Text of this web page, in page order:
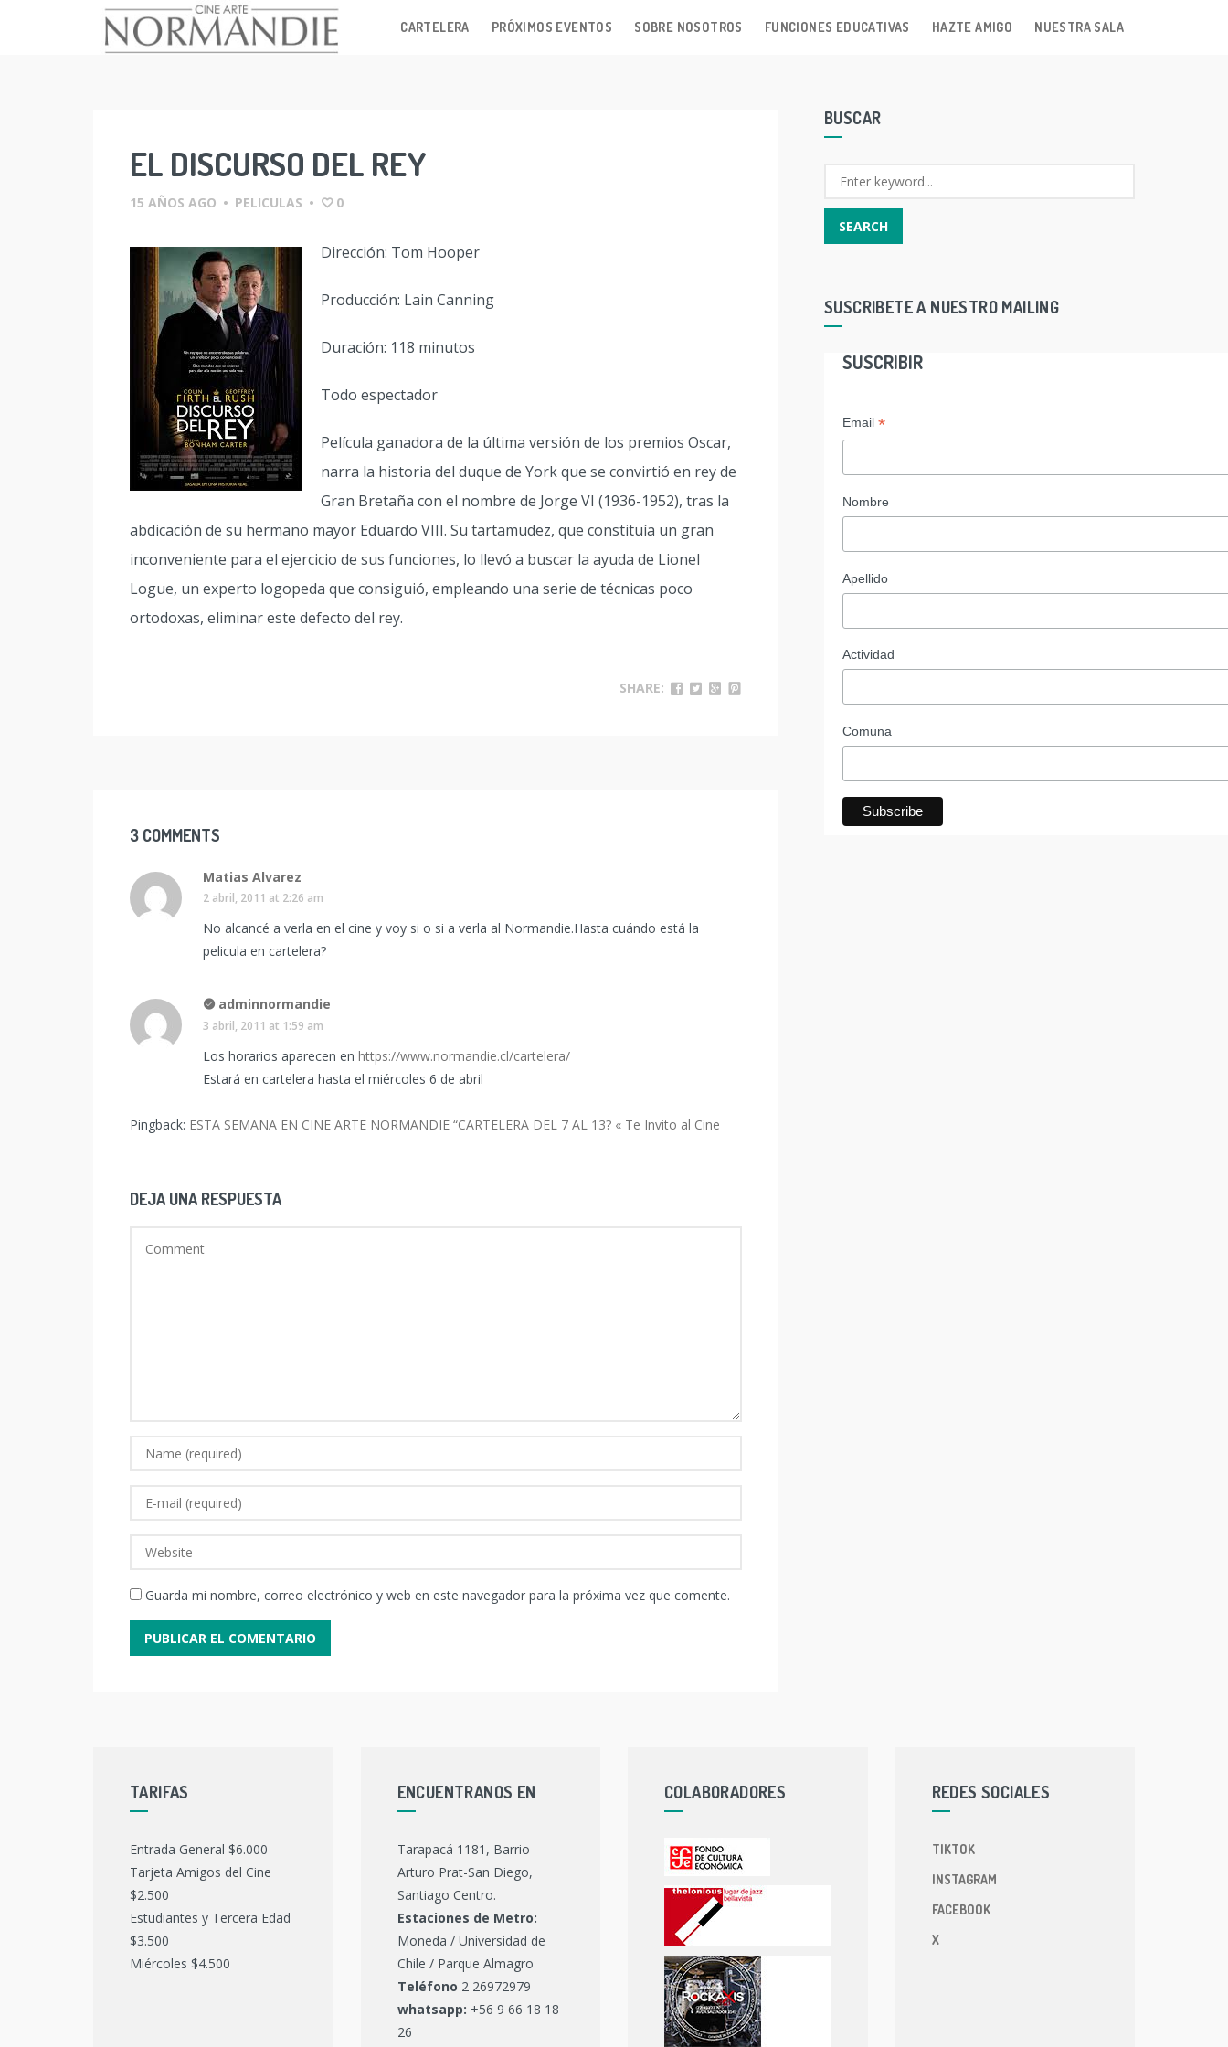
CARTELERA PRÓXIMOS EVENTOS SOBRE NOSOTROS FUNCIONES EDUCATIVAS HAZTE AMIGO NUESTRA SALA
EL DISCURSO DEL REY
15 AÑOS AGO • PELICULAS • 0
Dirección: Tom Hooper
Producción: Lain Canning
Duración: 118 minutos
Todo espectador
Película ganadora de la última versión de los premios Oscar,
narra la historia del duque de York que se convirtió en rey de
Gran Bretaña con el nombre de Jorge VI (1936-1952), tras la
abdicación de su hermano mayor Eduardo VIII. Su tartamudez, que constituía un gran
inconveniente para el ejercicio de sus funciones, lo llevó a buscar la ayuda de Lionel
Logue, un experto logopeda que consiguió, empleando una serie de técnicas poco
ortodoxas, eliminar este defecto del rey.
SHARE:
3 COMMENTS
Matias Alvarez
2 abril, 2011 at 2:26 am
No alcancé a verla en el cine y voy si o si a verla al Normandie.Hasta cuándo está la
pelicula en cartelera?
adminnormandie
3 abril, 2011 at 1:59 am
Los horarios aparecen en https://www.normandie.cl/cartelera/
Estará en cartelera hasta el miércoles 6 de abril
Pingback: ESTA SEMANA EN CINE ARTE NORMANDIE “CARTELERA DEL 7 AL 13? « Te Invito al Cine
DEJA UNA RESPUESTA
Guarda mi nombre, correo electrónico y web en este navegador para la próxima vez que comente.
BUSCAR
SUSCRIBETE A NUESTRO MAILING
SUSCRIBIR
Email *
Nombre
Apellido
Actividad
Comuna
TARIFAS
Entrada General $6.000
Tarjeta Amigos del Cine
$2.500
Estudiantes y Tercera Edad
$3.500
Miércoles $4.500
ENCUENTRANOS EN
Tarapacá 1181, Barrio
Arturo Prat-San Diego,
Santiago Centro.
Estaciones de Metro:
Moneda / Universidad de
Chile / Parque Almagro
Teléfono 2 26972979
whatsapp: +56 9 66 18 18
26
COLABORADORES REDES SOCIALES
TIKTOK
INSTAGRAM
FACEBOOK
X